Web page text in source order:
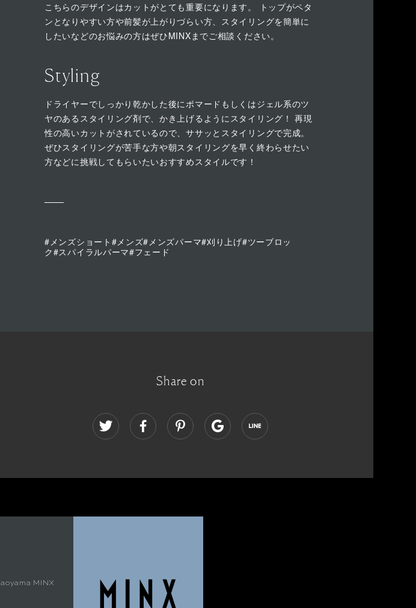
こちらのデザインはカットがとても重要になります。 トップがペタ
ンとなりやすい方や前髪が上がりづらい方、スタイリングを簡単に
したいなどのお悩みの方はぜひMINXまでご相談ください。
Styling
ドライヤーでしっかり乾かした後にポマードもしくはジェル系のツ
ヤのあるスタイリング剤で、かき上げるようにスタイリング！ 再現
性の高いカットがされているので、ササッとスタイリングで完成。
ぜひスタイリングが苦手な方や朝スタイリングを早く終わらせたい
方などに挑戦してもらいたいおすすめスタイルです！
#メンズショート#メンズ#メンズパーマ#刈り上げ#ツーブロッ
ク#スパイラルパーマ#フェード
Share on
aoyama MINX